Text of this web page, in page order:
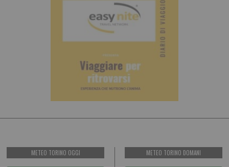
METEO TORINO OGGI METEO TORINO DOMANI